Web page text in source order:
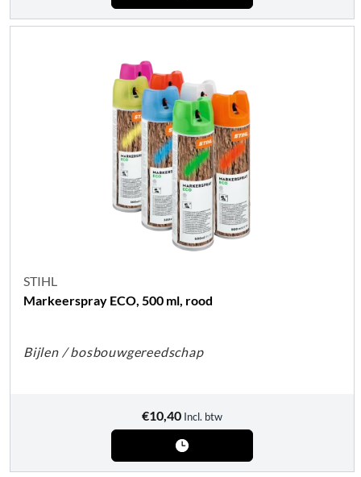
STIHL
Markeerspray ECO, 500 ml, rood
Bijlen / bosbouwgereedschap
€10,40 Incl. btw